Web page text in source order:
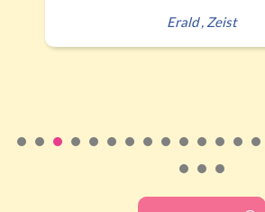
Erald, Zeist